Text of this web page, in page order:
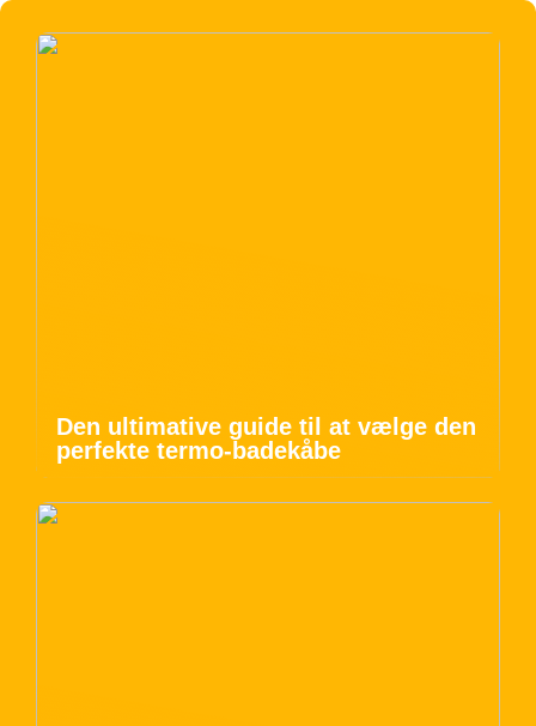
Den ultimative guide til at vælge den
perfekte termo-badekåbe